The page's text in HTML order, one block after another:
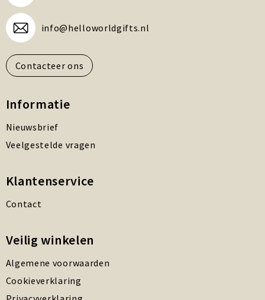
info@helloworldgifts.nl
Contacteer ons
Informatie
Nieuwsbrief
Veelgestelde vragen
Klantenservice
Contact
Veilig winkelen
Algemene voorwaarden
Cookieverklaring